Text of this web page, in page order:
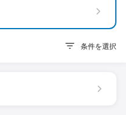
条件を選択